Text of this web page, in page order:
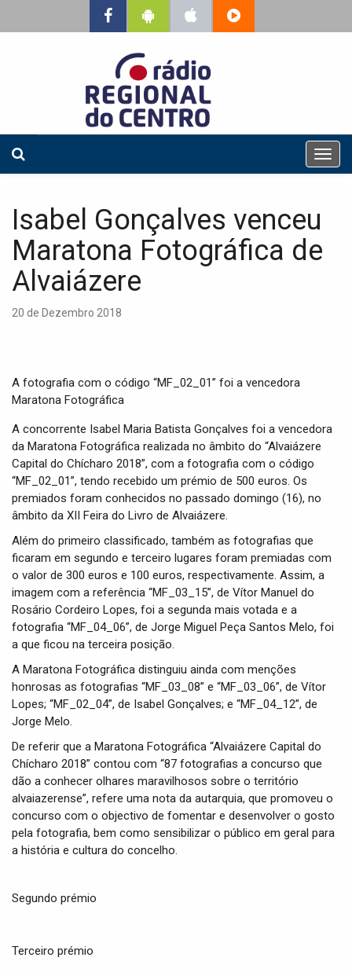
T
o
Isabel Gonçalves venceu
Maratona Fotográfica de
Alvaiázere
20 de Dezembro 2018
A fotografia com o código “MF_02_01” foi a vencedora
Maratona Fotográfica
A concorrente Isabel Maria Batista Gonçalves foi a vencedora
da Maratona Fotográfica realizada no âmbito do “Alvaiázere
Capital do Chícharo 2018”, com a fotografia com o código
“MF_02_01”, tendo recebido um prémio de 500 euros. Os
premiados foram conhecidos no passado domingo (16), no
âmbito da XII Feira do Livro de Alvaiázere.
Além do primeiro classificado, também as fotografias que
ficaram em segundo e terceiro lugares foram premiadas com
o valor de 300 euros e 100 euros, respectivamente. Assim, a
imagem com a referência “MF_03_15”, de Vítor Manuel do
Rosário Cordeiro Lopes, foi a segunda mais votada e a
fotografia “MF_04_06”, de Jorge Miguel Peça Santos Melo, foi
a que ficou na terceira posição.
A Maratona Fotográfica distinguiu ainda com menções
honrosas as fotografias “MF_03_08” e “MF_03_06”, de Vítor
Lopes; “MF_02_04”, de Isabel Gonçalves; e “MF_04_12”, de
Jorge Melo.
De referir que a Maratona Fotográfica “Alvaiázere Capital do
Chícharo 2018” contou com “87 fotografias a concurso que
dão a conhecer olhares maravilhosos sobre o território
alvaiazerense”, refere uma nota da autarquia, que promoveu o
concurso com o objectivo de fomentar e desenvolver o gosto
pela fotografia, bem como sensibilizar o público em geral para
a história e cultura do concelho.
Segundo prémio
Terceiro prémio